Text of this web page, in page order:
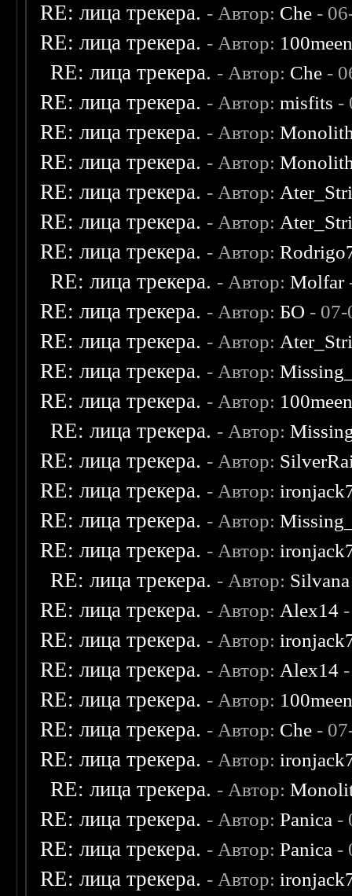
RE: лица трекера. - Автор: Che -
RE: лица трекера. - Автор:
RE: лица трекера. - Автор: Che -
RE: лица трекера. - Автор:misfits -
RE: лица трекера. - Автор:
RE: лица трекера. - Автор:
RE: лица трекера. - Автор:
RE: лица трекера. - Автор:
RE: лица трекера. - Автор:
RE: лица трекера. - Автор:Molfar
RE: лица трекера. - Автор: БО -
RE: лица трекера. - Автор:
RE: лица трекера. - Автор:
RE: лица трекера. - Автор:
RE: лица трекера. - Автор:
RE: лица трекера. - Автор:
RE: лица трекера. - Автор:
RE: лица трекера. - Автор:
RE: лица трекера. - Автор:
RE: лица трекера. - Автор: Silvana
RE: лица трекера. - Автор: Alex14
RE: лица трекера. - Автор:
RE: лица трекера. - Автор: Alex14
RE: лица трекера. - Автор:
RE: лица трекера. - Автор: Che -
RE: лица трекера. - Автор:
RE: лица трекера. - Автор:
RE: лица трекера. - Автор:Panica -
RE: лица трекера. - Автор:Panica -
RE: лица трекера. - Автор: